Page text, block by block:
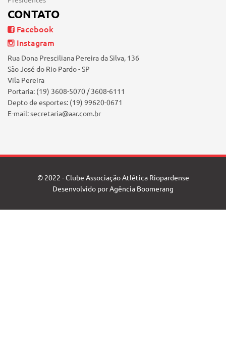
CONTATO
Facebook
Instagram
Rua Dona Presciliana Pereira da Silva, 136
São José do Rio Pardo - SP
Vila Pereira
Portaria: (19) 3608-5070 / 3608-6111
Depto de esportes: (19) 99620-0671
E-mail: secretaria@aar.com.br
© 2022 - Clube Associação Atlética Riopardense
Desenvolvido porAgência Boomerang